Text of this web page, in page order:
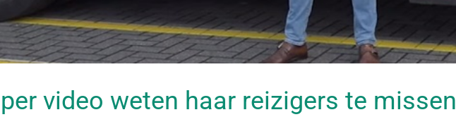
video weten haar reizigers te missen